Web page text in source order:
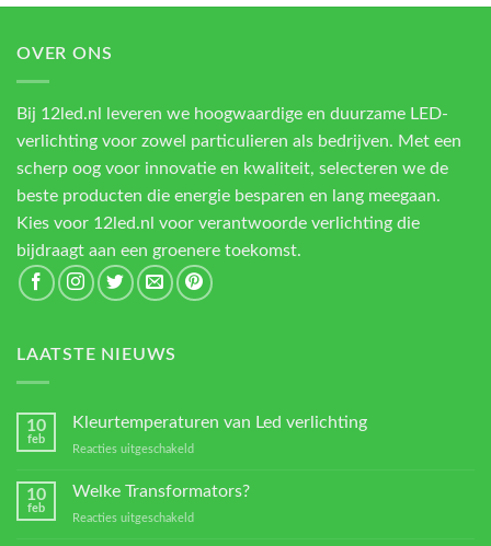
OVER ONS
Bij 12led.nl leveren we hoogwaardige en duurzame LED-
verlichting voor zowel particulieren als bedrijven. Met een
scherp oog voor innovatie en kwaliteit, selecteren we de
beste producten die energie besparen en lang meegaan.
Kies voor 12led.nl voor verantwoorde verlichting die
bijdraagt aan een groenere toekomst.
LAATSTE NIEUWS
10
feb
Kleurtemperaturen van Led verlichting
Reacties uitgeschakeld
verlichting
10
feb
Welke Transformators?
Reacties uitgeschakeld